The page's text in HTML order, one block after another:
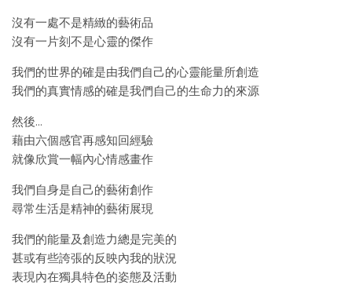
沒有一處不是精緻的藝術品
沒有一片刻不是心靈的傑作
我們的世界的確是由我們自己的心靈能量所創造
我們的真實情感的確是我們自己的生命力的來源
然後…
藉由六個感官再感知回經驗
就像欣賞一幅內心情感畫作
我們自身是自己的藝術創作
尋常生活是精神的藝術展現
我們的能量及創造力總是完美的
甚或有些誇張的反映內我的狀況
表現內在獨具特色的姿態及活動